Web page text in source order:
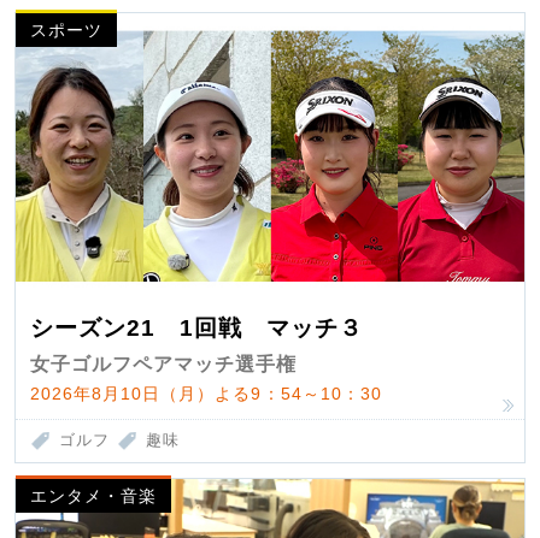
スポーツ
シーズン21 1回戦 マッチ３
女子ゴルフペアマッチ選手権
2026年8月10日（月）よる9：54～10：30
ゴルフ 趣味
エンタメ・音楽